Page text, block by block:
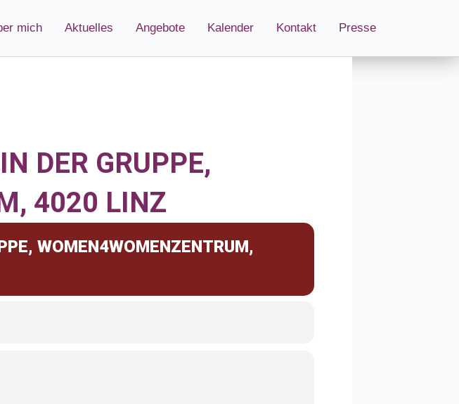
mich Aktuelles Angebote Kalender Kontakt Presse
DER GRUPPE,
4020 LINZ
WOMEN4WOMENZENTRUM,